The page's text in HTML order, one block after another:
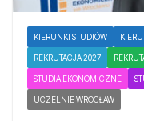
KIERUNKI STUDIÓW
REKRUTACJA 2027
STUDIA EKONOMICZNE
UCZELNIE WROCŁAW